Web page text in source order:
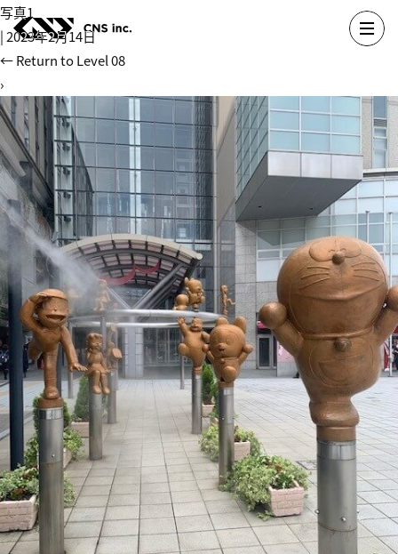
Skip
to
the
content
写真1
|2023年2月14日
←Return to Level 08
›